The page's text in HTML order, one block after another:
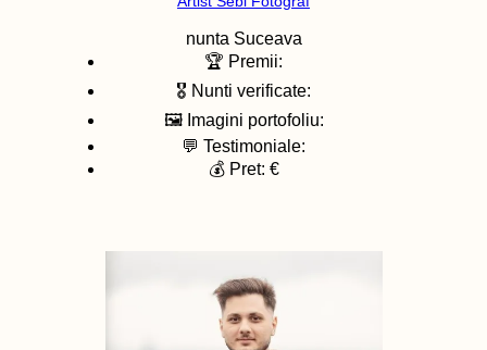
nunta Suceava
🏆 Premii:
🎖️ Nunti verificate:
🖼️ Imagini portofoliu:
💬 Testimoniale:
💰 Pret: €